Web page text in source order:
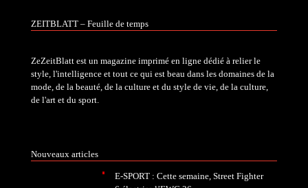
ZEITBLATT – Feuille de temps
ZeZeitBlatt est un magazine imprimé en ligne dédié à relier le
style, l'intelligence et tout ce qui est beau dans les domaines de la
mode, de la beauté, de la culture et du style de vie, de la culture,
de l'art et du sport.
Nouveaux articles
E-SPORT : Cette semaine, Street Fighter